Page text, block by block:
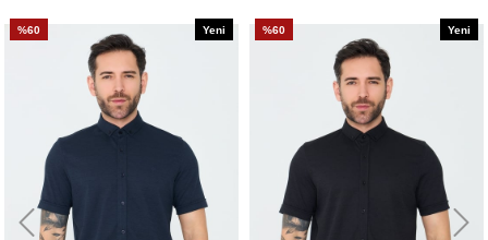
%60
Yeni
%60
Yeni